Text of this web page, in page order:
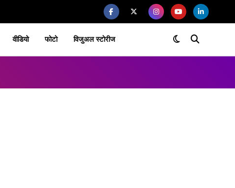
वीडियो फोटो विजुअल स्टोरीज